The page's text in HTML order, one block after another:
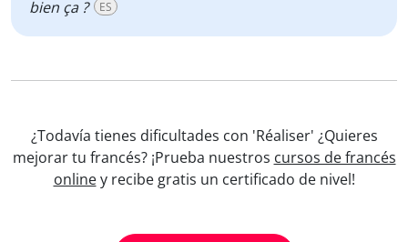
bien ça ?
ES
¿Todavía tienes dificultades con 'Réaliser' ¿Quieres
mejorar tu francés? ¡Prueba nuestros cursos de francés
onliney recibe gratis un certificado de nivel!